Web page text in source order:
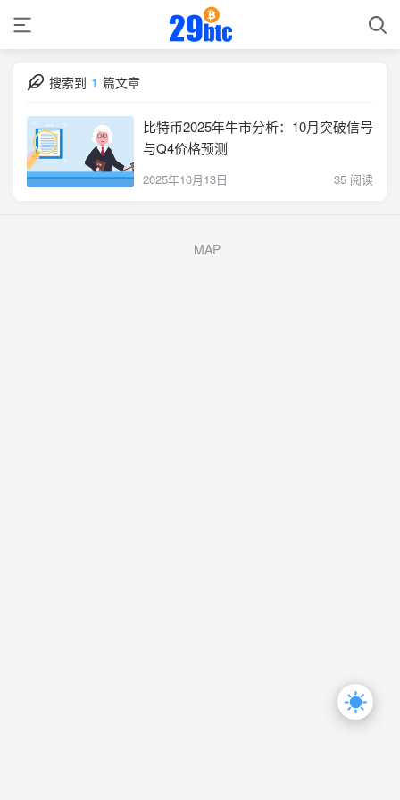
搜索到 1 篇文章
比特币2025年牛市分析：10月突破信号
与Q4价格预测
2025年10月13日 35 阅读
MAP